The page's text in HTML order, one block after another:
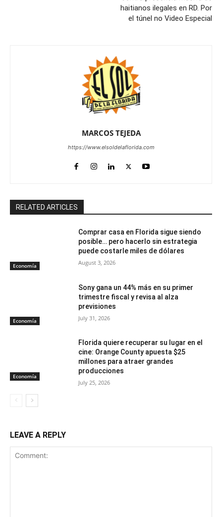
haitianos ilegales en RD. Por
el túnel no Video Especial
MARCOS TEJEDA
https://www.elsoldelaflorida.com
RELATED ARTICLES
Economía
Comprar casa en Florida sigue siendo
posible… pero hacerlo sin estrategia
puede costarle miles de dólares
August 3, 2026
Economía
Sony gana un 44% más en su primer
trimestre fiscal y revisa al alza
previsiones
July 31, 2026
Economía
Florida quiere recuperar su lugar en el
cine: Orange County apuesta $25
millones para atraer grandes
producciones
July 25, 2026
LEAVE A REPLY